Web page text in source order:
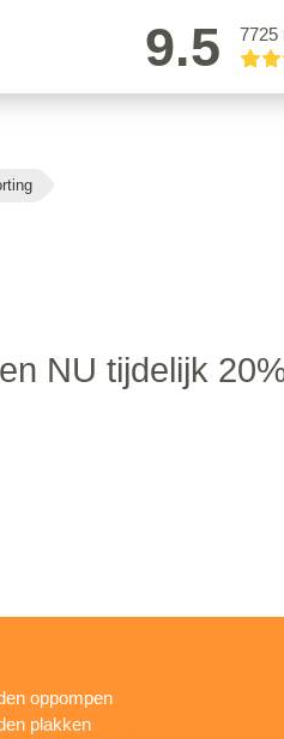
9.5 7725
NU tijdelijk
oppompen
plakken